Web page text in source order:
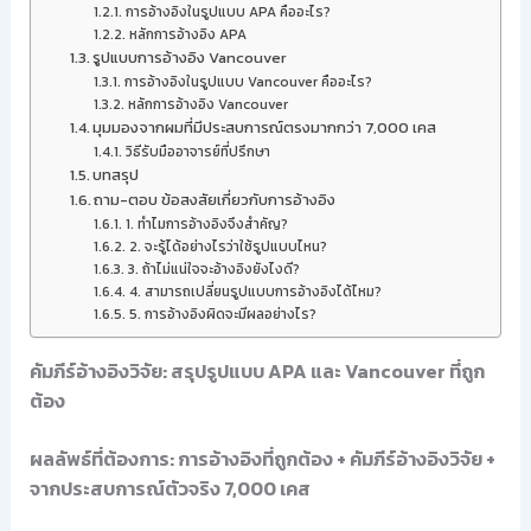
การอ้างอิงในรูปแบบ APA คืออะไร?
หลักการอ้างอิง APA
รูปแบบการอ้างอิง Vancouver
การอ้างอิงในรูปแบบ Vancouver คืออะไร?
หลักการอ้างอิง Vancouver
มุมมองจากผมที่มีประสบการณ์ตรงมากกว่า 7,000 เคส
วิธีรับมืออาจารย์ที่ปรึกษา
บทสรุป
ถาม-ตอบ ข้อสงสัยเกี่ยวกับการอ้างอิง
1. ทำไมการอ้างอิงจึงสำคัญ?
2. จะรู้ได้อย่างไรว่าใช้รูปแบบไหน?
3. ถ้าไม่แน่ใจจะอ้างอิงยังไงดี?
4. สามารถเปลี่ยนรูปแบบการอ้างอิงได้ไหม?
5. การอ้างอิงผิดจะมีผลอย่างไร?
คัมภีร์อ้างอิงวิจัย: สรุปรูปแบบ APA และ Vancouver ที่ถูก
ต้อง
ผลลัพธ์ที่ต้องการ: การอ้างอิงที่ถูกต้อง + คัมภีร์อ้างอิงวิจัย +
จากประสบการณ์ตัวจริง 7,000 เคส